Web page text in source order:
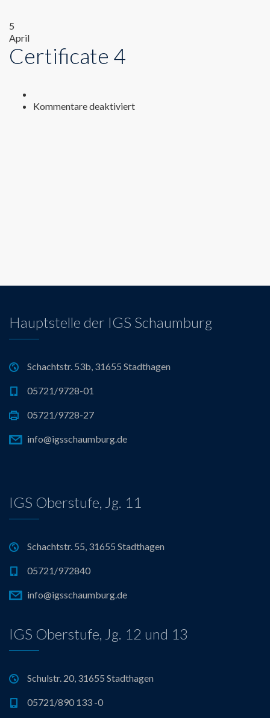
5
April
Certificate 4
Kommentare deaktiviertfür
Hauptstelle der IGS Schaumburg
Schachtstr. 53b, 31655 Stadthagen
05721/9728-01
05721/9728-27
info@igsschaumburg.de
IGS Oberstufe, Jg. 11
Schachtstr. 55, 31655 Stadthagen
05721/972840
info@igsschaumburg.de
IGS Oberstufe, Jg. 12 und 13
Schulstr. 20, 31655 Stadthagen
05721/890 133 -0